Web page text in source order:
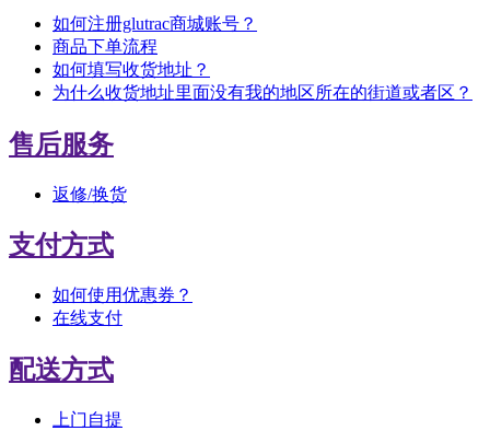
如何注册glutrac商城账号？
商品下单流程
如何填写收货地址？
为什么收货地址里面没有我的地区所在的街道或者区？
售后服务
返修/换货
支付方式
如何使用优惠券？
在线支付
配送方式
上门自提